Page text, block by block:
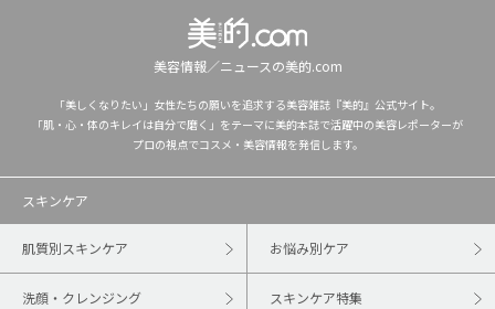
美容情報／ニュースの美的.com
「美しくなりたい」女性たちの願いを追求する美容雑誌『美的』公式サイト。
「肌・心・体のキレイは自分で磨く」をテーマに美的本誌で活躍中の美容レポーターが
プロの視点でコスメ・美容情報を発信します。
スキンケア
肌質別スキンケア お悩み別ケア
洗顔・クレンジング スキンケア特集